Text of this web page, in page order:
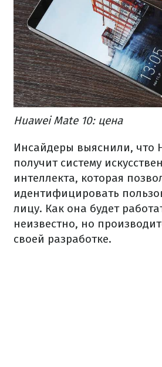
Huawei Mate 10: цена
Инсайдеры выяснили, что
получит систему
интеллекта, которая
идентифицировать
лицу. Как она будет
неизвестно, но
своей разработке.